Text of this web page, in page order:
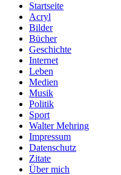
Startseite
Acryl
Bilder
Bücher
Geschichte
Internet
Leben
Medien
Musik
Politik
Sport
Walter Mehring
Impressum
Datenschutz
Zitate
Über mich